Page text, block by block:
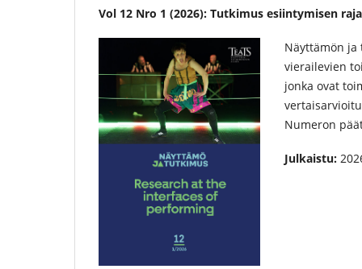
Vol 12 Nro 1 (2026): Tutkimus esiintymisen
Näyttämön
vierailevien
jonka ovat
Numeron
Julkaistu: